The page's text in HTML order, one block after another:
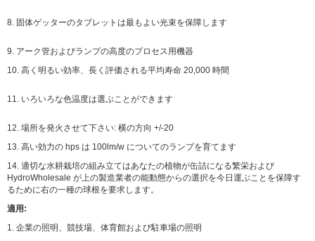
8. 固体ゲッターのタブレットは最もよい光束を保障します
9. アーク管およびランプの高度のプロセス用機器
10. 高く明るい効率、長く評価される平均寿命 20,000 時間
11. いろいろな色温度は選ぶことができます
12. 場所を発火させて下さい: 横の方向 +/-20
13. 高い効力の hps は 100lm/w についてのランプを育てます
14. 適切な水耕栽培の組み立てはあなたの植物が缶詰になる繁栄および
HydroWholesale が上の製造業者の能動態からの選択を今日運ぶことを保障す
るために右の一種の球根を要求します。
適用:
1. 企業の照明、競技場、体育館および駐車場の照明